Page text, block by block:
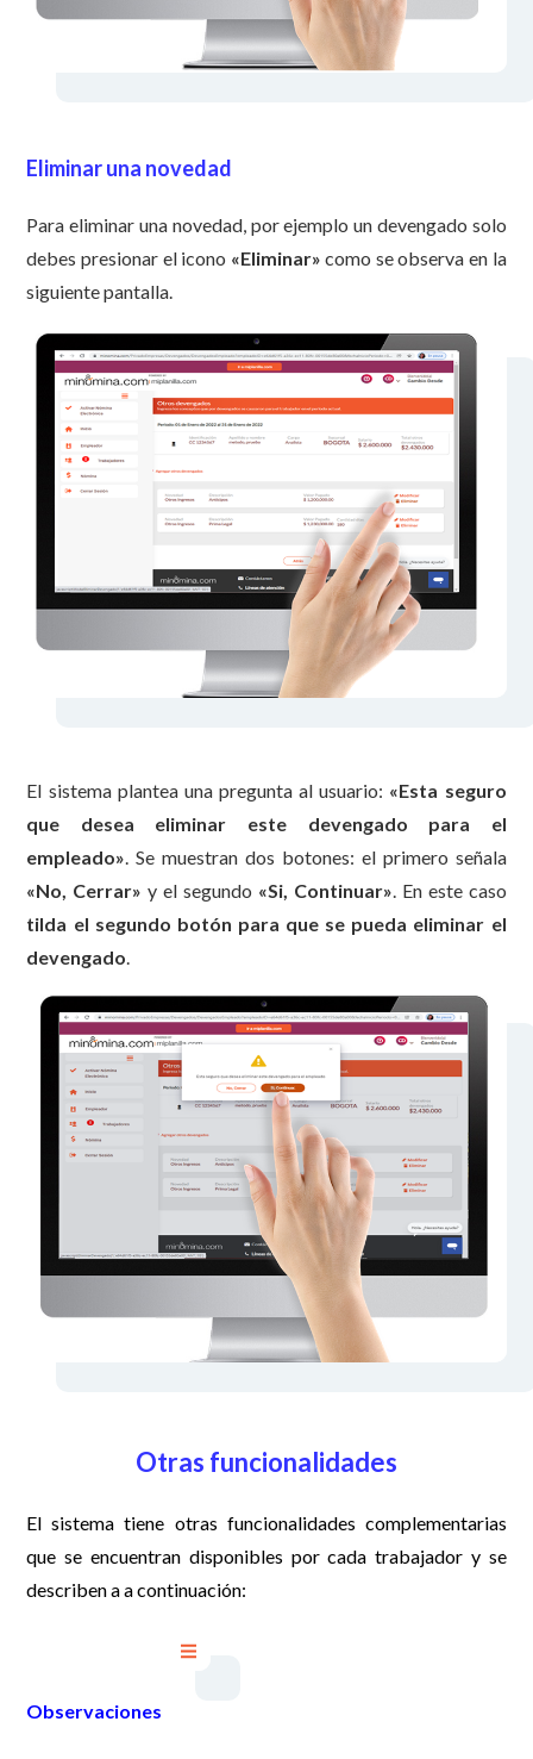
Eliminar una novedad
Para eliminar una novedad, por ejemplo un devengado solo
debes presionar el icono «Eliminar» como se observa en la
siguiente pantalla.
El sistema plantea una pregunta al usuario: «Esta seguro
que desea eliminar este devengado para el
empleado» . Se muestran dos botones: el primero señala
«No, Cerrar» y el segundo «Si, Continuar» . En este caso
tilda el segundo botón para que se pueda eliminar el
devengado
Otras funcionalidades
El sistema tiene otras funcionalidades complementarias
que se encuentran disponibles por cada trabajador y se
describen a a continuación:
Observaciones